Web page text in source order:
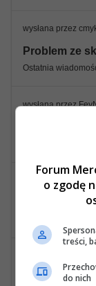
wysłana przez
wysłana przez
Niskie
wysłana przez
Skrzynia
Szarpie
Forum
o zgodę
treści,
do nich